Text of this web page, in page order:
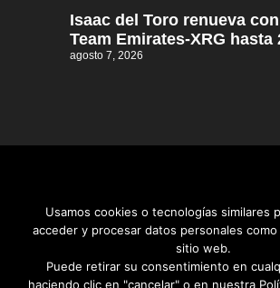
Isaac del Toro renueva
Team Emirates-XRG hasta
agosto 7, 2026
Distrito informativo © 2026
Usamos cookies o tecnologías similares
acceder y procesar datos personales
sitio web.
Puede retirar su consentimiento en
haciendo clic en "cancelar" o en nuestra